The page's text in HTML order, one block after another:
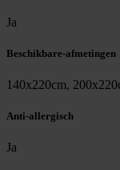
Ja
Beschikbare-afmetingen
140x220cm,
Anti-allergisch
Ja